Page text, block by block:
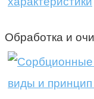
Обработка и